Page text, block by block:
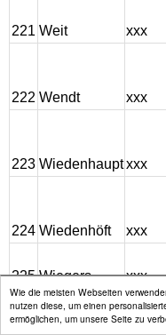
Wie die meisten Webseiten
nutzen diese, um einen
ermöglichen, um unsere Seite zu
221 Weit xxx
222 Wendt xxx
223 Wiedenhauptxxx
224 Wiedenhöft xxx
225 Wiegers xxx